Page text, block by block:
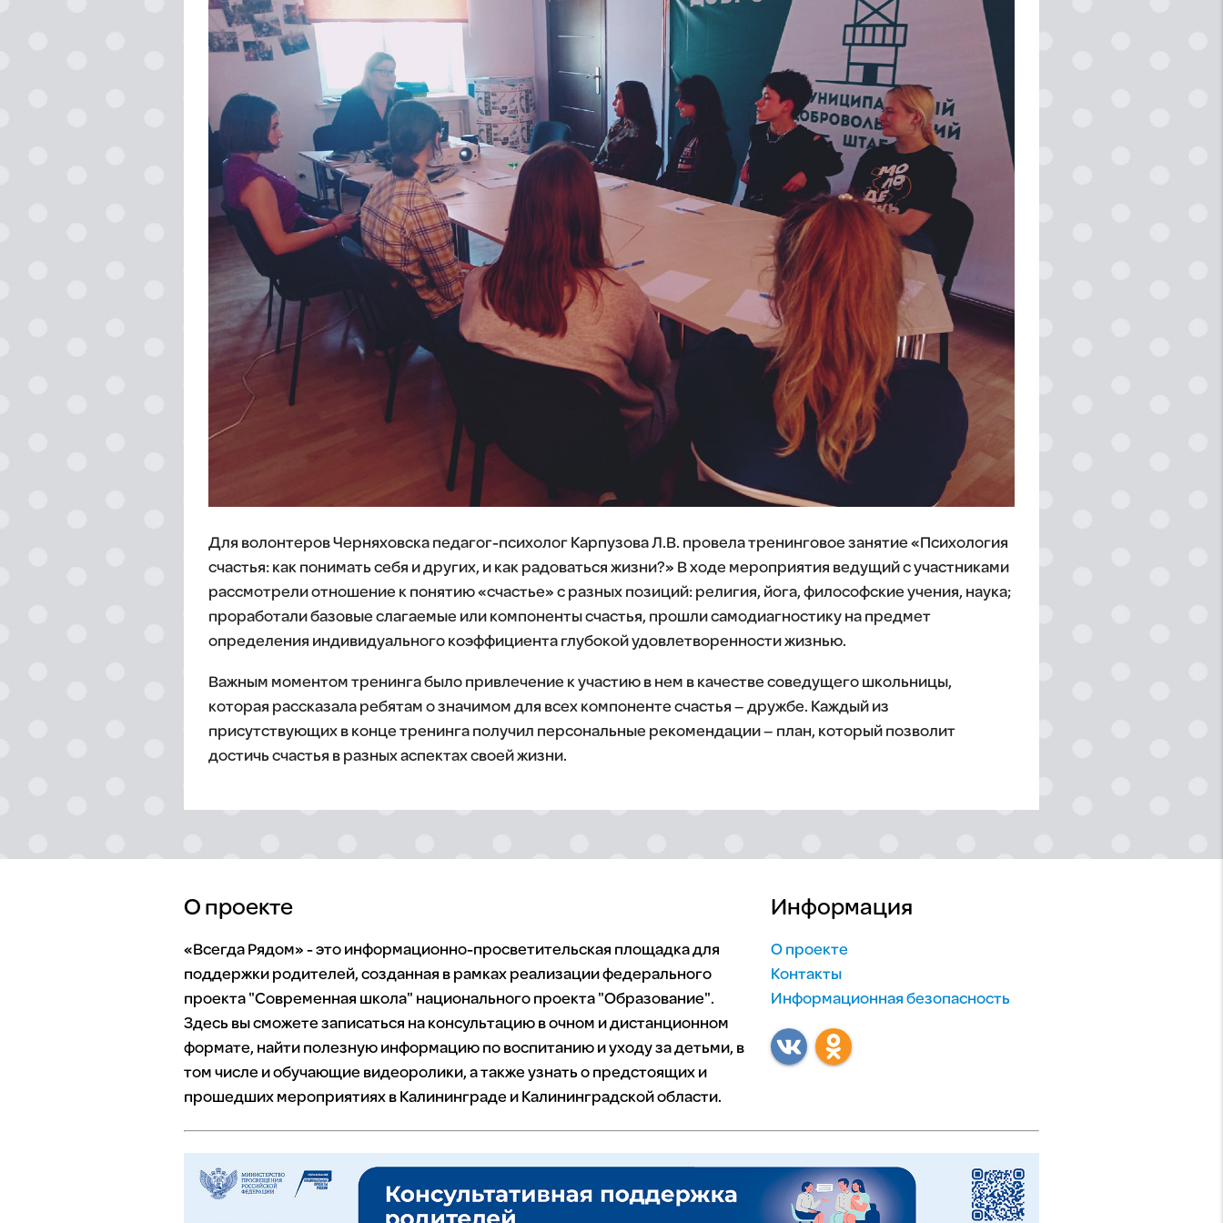
Для волонтеров Черняховска педагог-психолог Карпузова Л.В. провела тренинговое занятие «Психология
счастья: как понимать себя и других, и как радоваться жизни?» В ходе мероприятия ведущий с участниками
рассмотрели отношение к понятию «счастье» с разных позиций: религия, йога, философские учения, наука;
проработали базовые слагаемые или компоненты счастья, прошли самодиагностику на предмет
определения индивидуального коэффициента глубокой удовлетворенности жизнью.
Важным моментом тренинга было привлечение к участию в нем в качестве соведущего школьницы,
которая рассказала ребятам о значимом для всех компоненте счастья – дружбе. Каждый из
присутствующих в конце тренинга получил персональные рекомендации – план, который позволит
достичь счастья в разных аспектах своей жизни.
О проекте
«Всегда Рядом» - это информационно-просветительская площадка для
поддержки родителей, созданная в рамках реализации федерального
проекта "Современная школа" национального проекта "Образование".
Здесь вы сможете записаться на консультацию в очном и дистанционном
формате, найти полезную информацию по воспитанию и уходу за детьми, в
том числе и обучающие видеоролики, а также узнать о предстоящих и
прошедших мероприятиях в Калининграде и Калининградской области.
Информация
О проекте
Контакты
Информационная безопасность